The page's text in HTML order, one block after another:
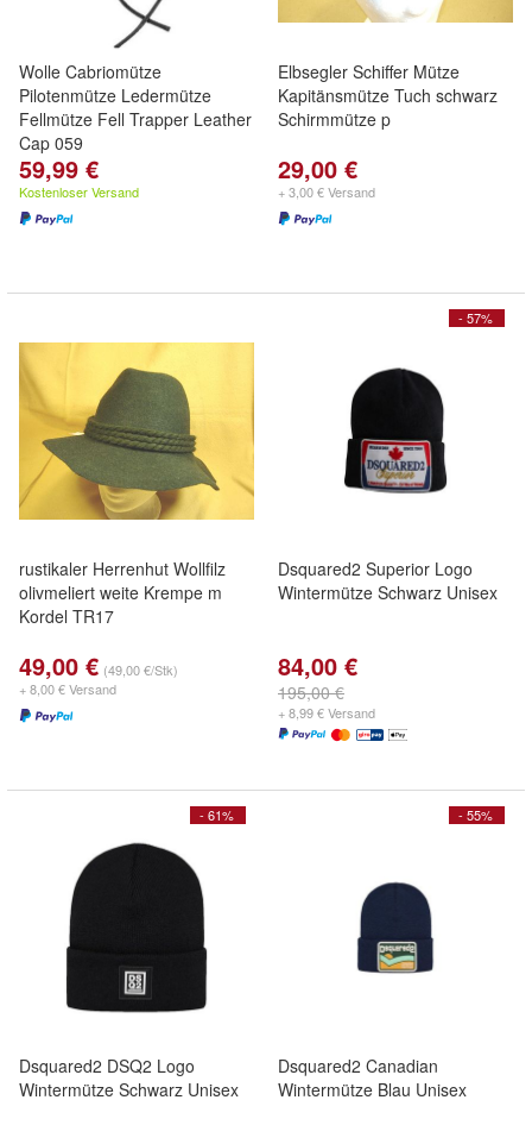
Wolle Cabriomütze
Pilotenmütze Ledermütze
Fellmütze Fell Trapper Leather
Cap 059
59,99 €
Kostenloser Versand
Elbsegler Schiffer Mütze
Kapitänsmütze Tuch schwarz
Schirmmütze p
29,00 €
+ 3,00 € Versand
rustikaler Herrenhut Wollfilz
olivmeliert weite Krempe m
Kordel TR17
49,00 € (49,00 €/Stk)
+ 8,00 € Versand
- 57%
Dsquared2 Superior Logo
Wintermütze Schwarz Unisex
84,00 €
195,00 €
+ 8,99 € Versand
- 61%
Dsquared2 DSQ2 Logo
Wintermütze Schwarz Unisex
- 55%
Dsquared2 Canadian
Wintermütze Blau Unisex